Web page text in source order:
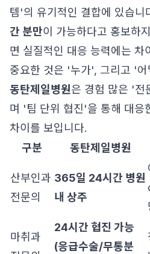
템'의 유기적인 결합에 있습니
간 분만이 가능하다고 홍보하
면 실질적인 대응 능력에는 차
중요한 것은 '누가', 그리고 '
동탄제일병원은 경험 많은 '
며 '팀 단위 협진'을 통해 대응
차이를 보입니다.
구분
동탄제일병원
산부인과
전문의
365일 24시간 병원
내 상주
마취과
24시간 협진 가능
(응급수술/무통분